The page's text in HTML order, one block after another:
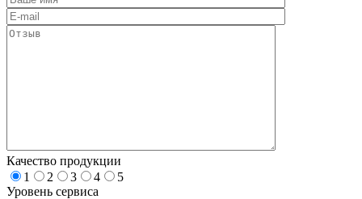
Качество продукции
1
2 3 4
5
Уровень сервиса